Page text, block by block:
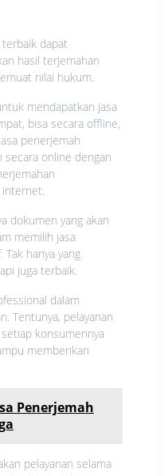
dapat
hasil terjemahan
nilai hukum.
mendapatkan jasa
bisa secara offline,
penerjemah
online dengan
internet.
dokumen yang akan
memilih jasa
hanya yang
juga terbaik.
dalam
Tentunya, pelayanan
konsumennya
memberikan
Penerjemah
pelayanan selama